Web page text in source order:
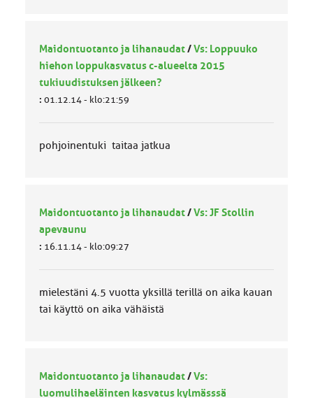
Maidontuotanto ja lihanaudat/Vs: Loppuuko
hiehon loppukasvatus c-alueelta 2015
tukiuudistuksen jälkeen?
: 01.12.14 - klo:21:59
pohjoinentuki taitaa jatkua
Maidontuotanto ja lihanaudat/Vs: JF Stollin
apevaunu
: 16.11.14 - klo:09:27
mielestäni 4.5 vuotta yksillä terillä on aika kauan
tai käyttö on aika vähäistä
Maidontuotanto ja lihanaudat/Vs:
luomulihaeläinten kasvatus kylmässsä